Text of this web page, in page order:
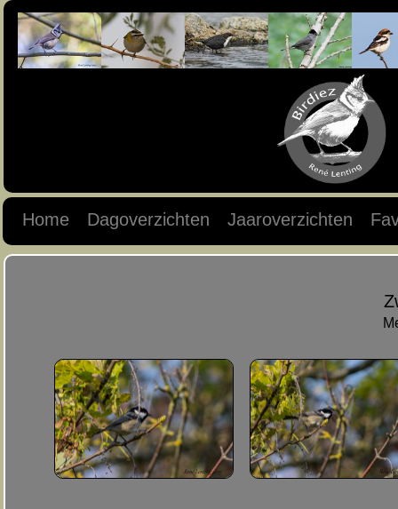
Home Dagoverzichten Jaaroverzichten